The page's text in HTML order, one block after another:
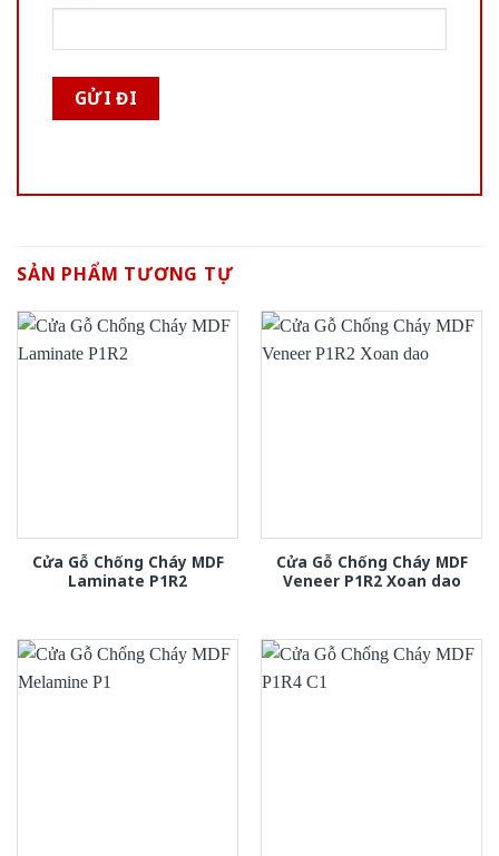
SẢN PHẨM TƯƠNG TỰ
Cửa Gỗ Chống Cháy MDF
Laminate P1R2
Cửa Gỗ Chống Cháy MDF
Veneer P1R2 Xoan dao